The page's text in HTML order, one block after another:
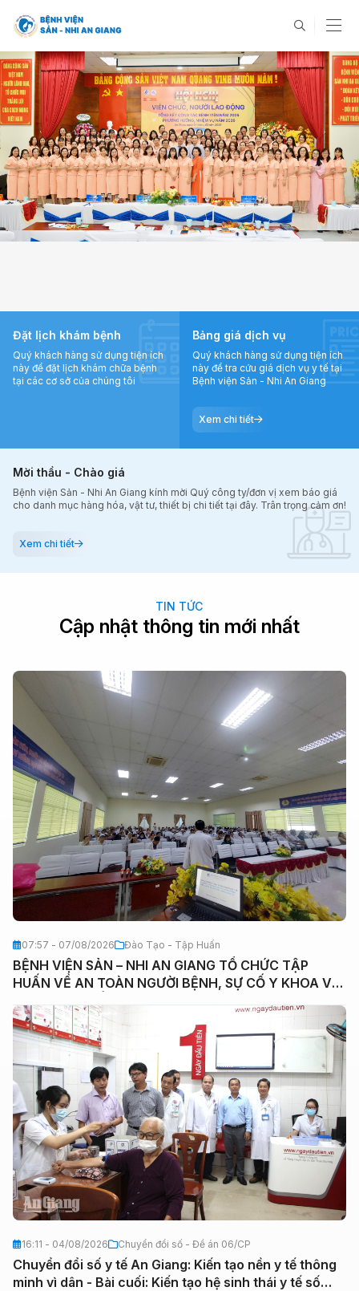
Đặt lịch khám bệnh
Quý khách hàng sử dụng tiện ích
này để đặt lịch khám chữa bệnh
tại các cơ sở của chúng tôi
Bảng giá dịch vụ
Quý khách hàng sử dụng tiện ích
này để tra cứu giá dịch vụ y tế tại
Bệnh viện Sản - Nhi An Giang
Xem chi tiết
Mời thầu - Chào giá
Bệnh viện Sản - Nhi An Giang kính mời Quý công ty/đơn vị xem báo giá
cho danh mục hàng hóa, vật tư, thiết bị chi tiết tại đây. Trân trọng cảm ơn!
Xem chi tiết
TIN TỨC
Cập nhật thông tin mới nhất
07:57 - 07/08/2026 Đào Tạo - Tập Huấn
BỆNH VIỆN SẢN – NHI AN GIANG TỔ CHỨC TẬP
HUẤN VỀ AN TOÀN NGƯỜI BỆNH, SỰ CỐ Y KHOA VÀ
16:11 - 04/08/2026 Chuyển đổi số - Đề án 06/CP
Chuyển đổi số y tế An Giang: Kiến tạo nền y tế thông
minh vì dân - Bài cuối: Kiến tạo hệ sinh thái y tế số